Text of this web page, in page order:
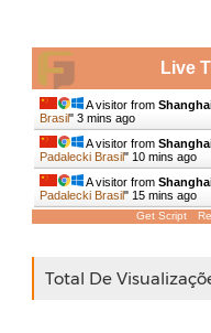
Live
A visitor from
Brasil" 3 mins ago
A visitor from
Padalecki Brasil" 10 mins ago
A visitor from
Padalecki Brasil" 15 mins ago
Get Script
Total De